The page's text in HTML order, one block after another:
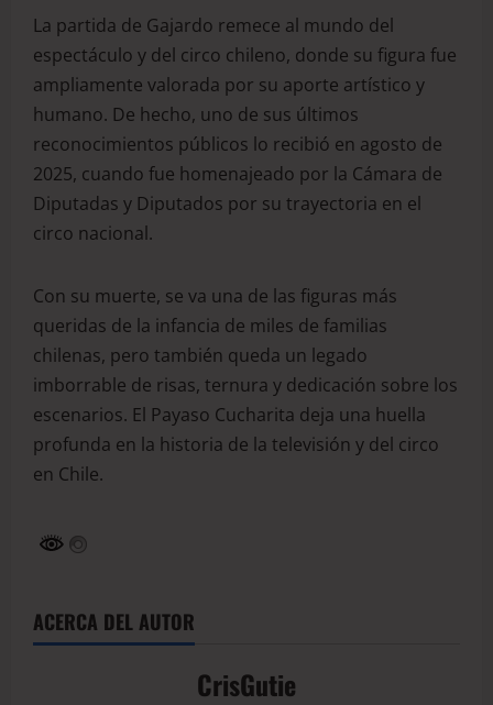
La partida de Gajardo remece al mundo del
espectáculo y del circo chileno, donde su figura fue
ampliamente valorada por su aporte artístico y
humano. De hecho, uno de sus últimos
reconocimientos públicos lo recibió en agosto de
2025, cuando fue homenajeado por la Cámara de
Diputadas y Diputados por su trayectoria en el
circo nacional.
Con su muerte, se va una de las figuras más
queridas de la infancia de miles de familias
chilenas, pero también queda un legado
imborrable de risas, ternura y dedicación sobre los
escenarios. El Payaso Cucharita deja una huella
profunda en la historia de la televisión y del circo
en Chile.
ACERCA DEL AUTOR
CrisGutie